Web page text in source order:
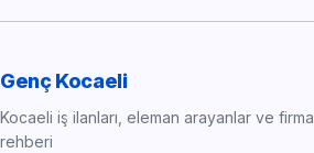
Genç Kocaeli
Kocaeli iş ilanları, eleman arayanlar ve firma
rehberi